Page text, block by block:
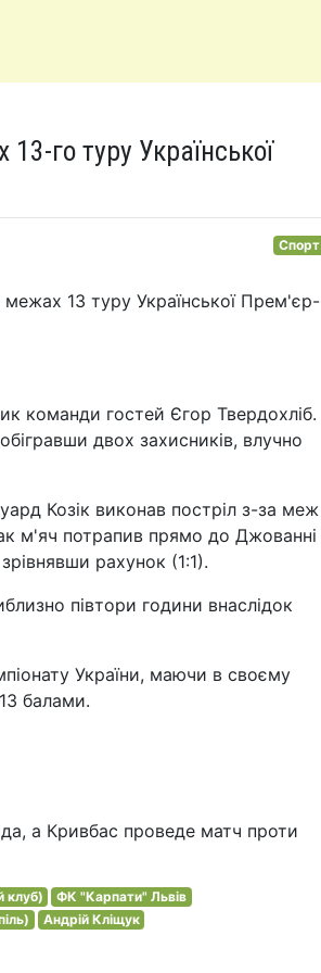
го туру Української
Спорт
межах 13 туру Української Прем'єр-
команди гостей Єгор Твердохліб.
двох захисників, влучно
Козік виконав постріл з-за меж
м'яч потрапив прямо до Джованні
рахунок (1:1).
півтори години внаслідок
України, маючи в своєму
балами.
а Кривбас проведе матч проти
клуб)
ФК "Карпати" Львів
Андрій Кліщук